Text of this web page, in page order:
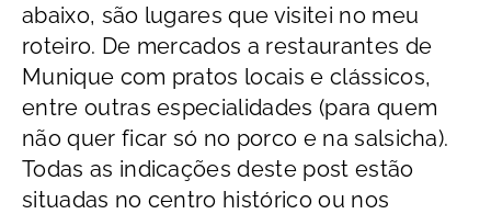
abaixo, são lugares que visitei no meu
roteiro. De mercados a restaurantes de
Munique com pratos locais e clássicos,
entre outras especialidades (para quem
não quer ficar só no porco e na salsicha).
Todas as indicações deste post estão
situadas no centro histórico ou nos